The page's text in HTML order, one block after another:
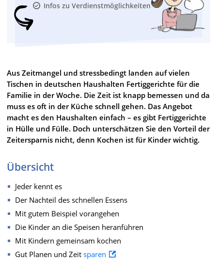
Infos zu Verdienstmöglichkeiten
Aus Zeitmangel und stressbedingt landen auf vielen
Tischen in deutschen Haushalten Fertiggerichte für die
Familie in der Woche. Die Zeit ist knapp bemessen und da
muss es oft in der Küche schnell gehen. Das Angebot
macht es den Haushalten einfach – es gibt Fertiggerichte
in Hülle und Fülle. Doch unterschätzen Sie den Vorteil der
Zeitersparnis nicht, denn Kochen ist für Kinder wichtig.
Übersicht
Jeder kennt es
Der Nachteil des schnellen Essens
Mit gutem Beispiel vorangehen
Die Kinder an die Speisen heranführen
Mit Kindern gemeinsam kochen
Gut Planen und Zeit sparen